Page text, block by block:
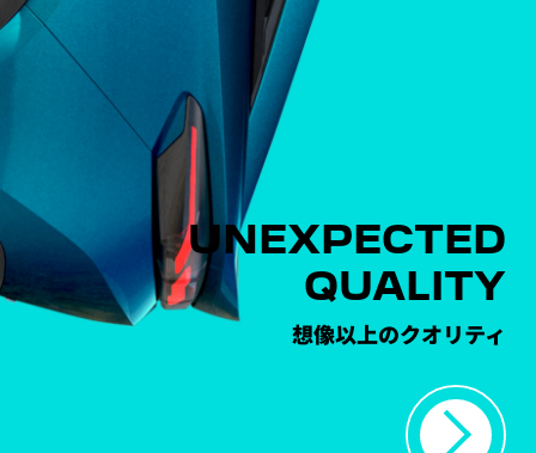
UNEXPECTED
QUALITY
想像以上のクオリティ